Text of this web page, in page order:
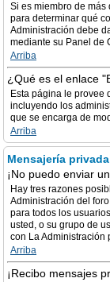
Si es miembro de
para determinar qué
Administración debe
mediante su Panel de
Arriba
¿Qué es el enlace
Esta página le provee
incluyendo los
que se encarga de
Arriba
Mensajería privada
¡No puedo enviar
Hay tres razones
Administración del
para todos los
usted, o su grupo de
con La Administración
Arriba
¡Recibo mensajes